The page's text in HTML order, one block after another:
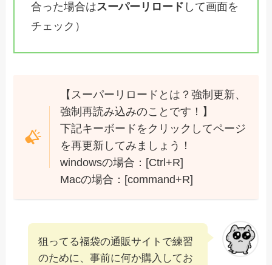
合った場合はスーパーリロード して画面を
チェック）
【スーパーリロードとは？強制更新、
強制再読み込みのことです！】
下記キーボードをクリックしてページ
を再更新してみましょう！
windowsの場合：[Ctrl+R]
Macの場合：[command+R]
狙ってる福袋の通販サイトで練習
のために、事前に何か購入してお